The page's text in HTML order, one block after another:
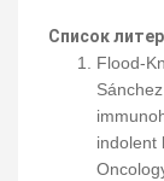
Список
Flood-
indolent